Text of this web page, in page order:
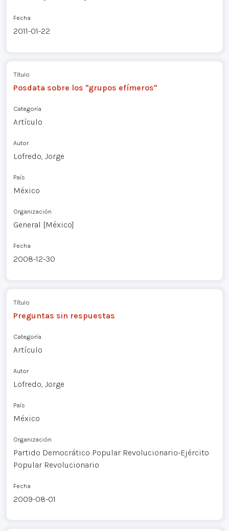
Fecha
2011-01-22
Título
Posdata sobre los "grupos efímeros"
Categoría
Artículo
Autor
Lofredo, Jorge
País
México
Organización
General [México]
Fecha
2008-12-30
Título
Preguntas sin respuestas
Categoría
Artículo
Autor
Lofredo, Jorge
País
México
Organización
Partido Democrático Popular Revolucionario-Ejército
Popular Revolucionario
Fecha
2009-08-01